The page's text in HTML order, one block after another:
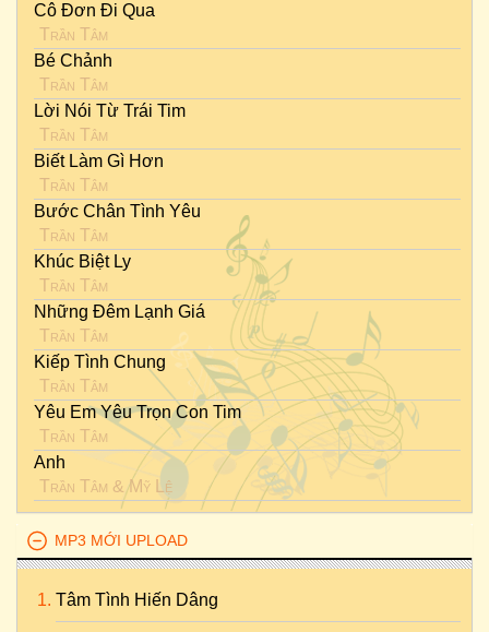
Cô Đơn Đi Qua
Trần Tâm
Bé Chảnh
Trần Tâm
Lời Nói Từ Trái Tim
Trần Tâm
Biết Làm Gì Hơn
Trần Tâm
Bước Chân Tình Yêu
Trần Tâm
Khúc Biệt Ly
Trần Tâm
Những Đêm Lạnh Giá
Trần Tâm
Kiếp Tình Chung
Trần Tâm
Yêu Em Yêu Trọn Con Tim
Trần Tâm
Anh
Trần Tâm &Mỹ Lệ
MP3 MỚI UPLOAD
Tâm Tình Hiến Dâng